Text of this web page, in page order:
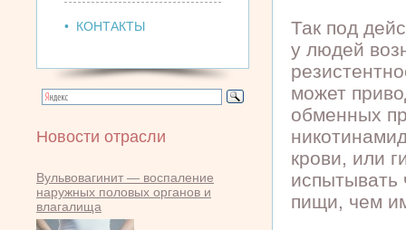
• КОНТАКТЫ
Новости отрасли
Вульвовагинит — воспаление
наружных половых органов и
влагалища
Так под
у людей
может
обменных
крови, или
испытывать
пищи, чем